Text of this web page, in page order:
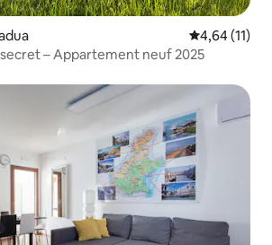
Évaluation
4,64 (11)
– Appartement neuf 2025